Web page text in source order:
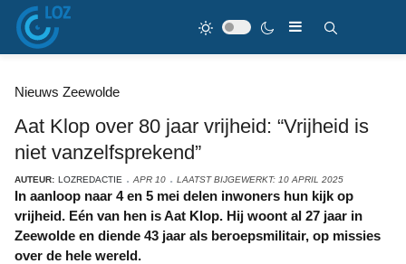
Nieuws Zeewolde
Aat Klop over 80 jaar vrijheid: “Vrijheid is
niet vanzelfsprekend”
AUTEUR: LOZREDACTIE APR 10 LAATST BIJGEWERKT: 10 APRIL 2025
In aanloop naar 4 en 5 mei delen inwoners hun kijk op
vrijheid. Eén van hen is Aat Klop. Hij woont al 27 jaar in
Zeewolde en diende 43 jaar als beroepsmilitair, op missies
over de hele wereld.